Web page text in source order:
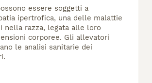
essere soggetti a
ipertrofica, una delle malattie
nella razza, legata alle loro
corporee. Gli allevatori
le analisi sanitarie dei